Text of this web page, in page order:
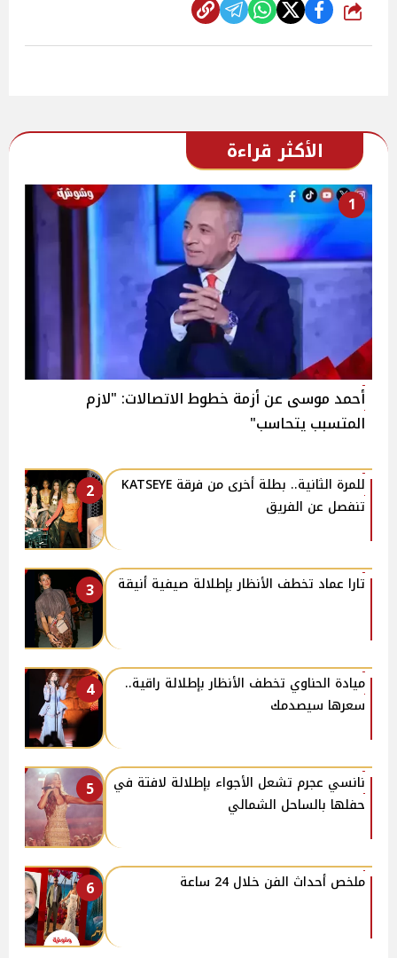
شارك
الأكثر قراءة
1
أحمد موسى عن أزمة خطوط الاتصالات: "لازم
المتسبب يتحاسب"
2
للمرة الثانية.. بطلة أخرى من فرقة KATSEYE
تنفصل عن الفريق
3 تارا عماد تخطف الأنظار بإطلالة صيفية أنيقة
4
ميادة الحناوي تخطف الأنظار بإطلالة راقية..
سعرها سيصدمك
5
نانسي عجرم تشعل الأجواء بإطلالة لافتة في
حفلها بالساحل الشمالي
6 ملخص أحداث الفن خلال 24 ساعة